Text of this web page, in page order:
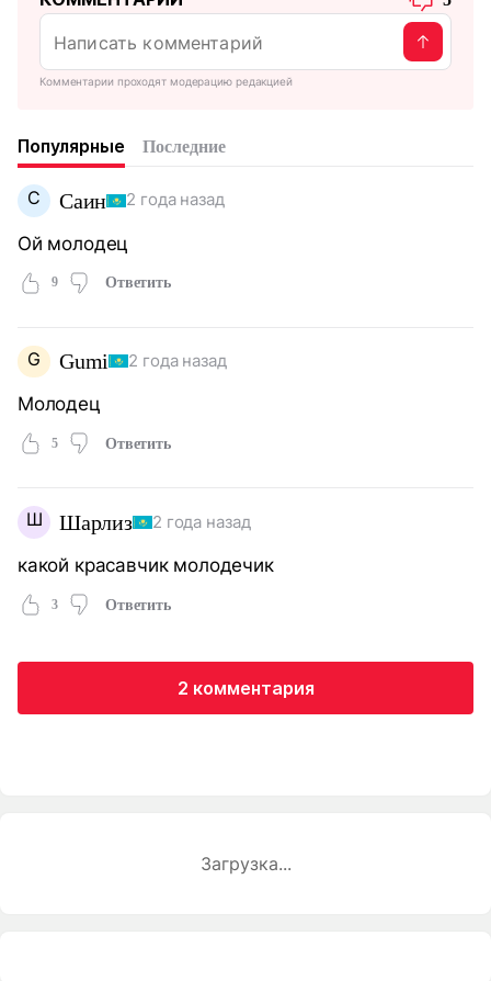
Комментарии проходят модерацию редакцией
Популярные Последние
С Саин 2 года назад
Ой молодец
9 Ответить
G Gumi 2 года назад
Молодец
5 Ответить
Ш Шарлиз 2 года назад
какой красавчик молодечик
3 Ответить
2 комментария
Загрузка...